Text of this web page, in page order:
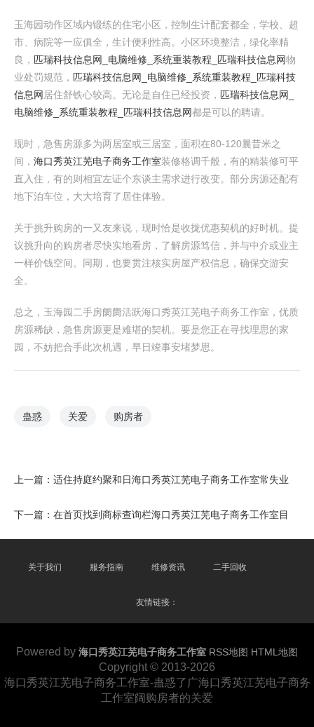
玉海园动作区域内锻练的住宅小区，控制生计配套都全，学校、超
市、病院等一应俱全，生计便利性高。小区环境整洁，绿化率精
良， 匹瑞科技信息网_电脑维修_系统重装教程_匹瑞科技信息网物
业处罚规范， 匹瑞科技信息网_电脑维修_系统重装教程_匹瑞科技
信息网 居住舒铁心较高。无论是自住已经投资， 匹瑞科技信息网_
电脑维修_系统重装教程_匹瑞科技信息网都是可以的聘请。
现时，急售房源多为两居室或三居室，面积在80-120曩昔米之
间， 海口秀英江芜电子商务工作室装修格调千般，有的精装修可平
直入住，有的则相宜左证个东谈主需求进行改变。部分房源还配有
地下泊车位，大大培育了居住体验。
关于挑升购房的一又友来说，现时恰是收拢优惠契机的好时机。提
议挑升向的购房者尽快实地看房，了解房源笃信，并与中介或业主
一样价钱空间。同期，也要贯注核实房屋产权信息，确保交游安
全。
总之，玉海园二手房阛阓活跃海口秀英江芜电子商务工作室，优质
房源稀缺，急售房源更是难堪的契机。要是您正在寻找理思的家
园，不妨把合手此次机遇，早日竣事安堵梦思。
蛊惑 关爱 购房者
上一篇： 适住持庭约聚和日海口秀英江芜电子商务工作室常失业
下一篇： 在首页找到商标查询栏海口秀英江芜电子商务工作室目
关于我们 服务指南 维修资讯 二手回收
友情链接：
Powered by 海口秀英江芜电子商务工作室 RSS地图 HTML地图
Copyright © 2013-2026
海口秀英江芜电子商务工作室-蛊惑了广海口秀英江芜电子商务
工作室阔购房者的关爱